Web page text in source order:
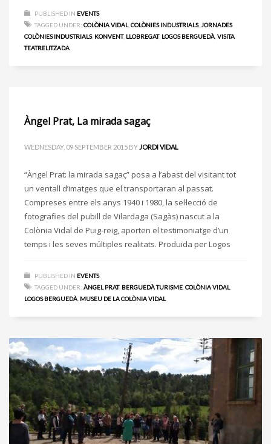
PUBLISHED IN EVENTS
TAGGED UNDER: COLÒNIA VIDAL, COLÒNIES INDUSTRIALS, JORNADES
COLÒNIES INDUSTRIALS, KONVENT, LLOBREGAT, LOGOS BERGUEDÀ VISITA
TEATRELITZADA
Àngel Prat, La mirada sagaç
WEDNESDAY, 09 SEPTEMBER 2015 BYJORDI VIDAL
“Àngel Prat: la mirada sagaç” posa a l’abast del visitant tot
un ventall d’imatges que el transportaran al passat.
Compreses entre els anys 1940 i 1980, la sel·lecció de
fotografies del pubill de Vilardaga (Sagàs) nascut a la
Colònia Vidal de Puig-reig, aporten el testimoniatge d’un
temps i les seves múltiples realitats. Produïda per Logos
PUBLISHED IN EVENTS
TAGGED UNDER: ÀNGEL PRAT, BERGUEDÀ TURISME COLÒNIA VIDAL,
LOGOS BERGUEDÀ MUSEU DE LA COLÒNIA VIDAL